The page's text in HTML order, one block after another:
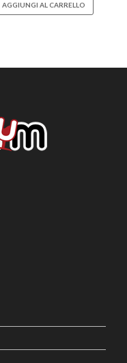
AGGIUNGI AL CARRELLO